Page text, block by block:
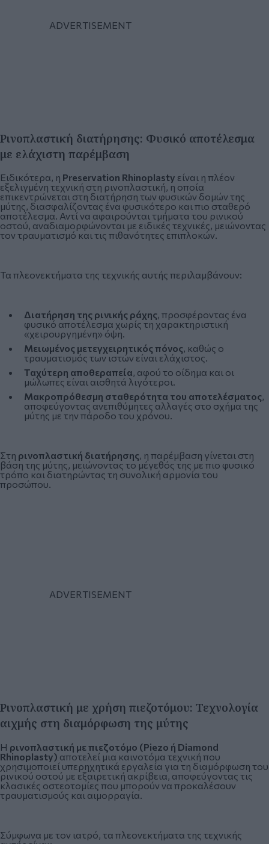
Ρινοπλαστική διατήρησης: Φυσικό αποτέλεσμα
με ελάχιστη παρέμβαση
Ειδικότερα, η Preservation Rhinoplasty είναι η πλέον
εξελιγμένη τεχνική στη ρινοπλαστική, η οποία
επικεντρώνεται στη διατήρηση των φυσικών δομών της
μύτης, διασφαλίζοντας ένα φυσικότερο και πιο σταθερό
αποτέλεσμα. Αντί να αφαιρούνται τμήματα του ρινικού
οστού, αναδιαμορφώνονται με ειδικές τεχνικές, μειώνοντας
τον τραυματισμό και τις πιθανότητες επιπλοκών.
Τα πλεονεκτήματα της τεχνικής αυτής περιλαμβάνουν:
Διατήρηση της ρινικής ράχης, προσφέροντας ένα
φυσικό αποτέλεσμα χωρίς τη χαρακτηριστική
«χειρουργημένη» όψη.
Μειωμένος μετεγχειρητικός πόνος, καθώς ο
τραυματισμός των ιστών είναι ελάχιστος.
Ταχύτερη αποθεραπεία, αφού το οίδημα και οι
μώλωπες είναι αισθητά λιγότεροι.
Μακροπρόθεσμη σταθερότητα του αποτελέσματος,
αποφεύγοντας ανεπιθύμητες αλλαγές στο σχήμα της
μύτης με την πάροδο του χρόνου.
Στη ρινοπλαστική διατήρησης, η παρέμβαση γίνεται στη
βάση της μύτης, μειώνοντας το μέγεθός της με πιο φυσικό
τρόπο και διατηρώντας τη συνολική αρμονία του
προσώπου.
Ρινοπλαστική με χρήση πιεζοτόμου: Τεχνολογία
αιχμής στη διαμόρφωση της μύτης
Η ρινοπλαστική με πιεζοτόμο (Piezo ή Diamond
Rhinoplasty) αποτελεί μια καινοτόμα τεχνική που
χρησιμοποιεί υπερηχητικά εργαλεία για τη διαμόρφωση του
ρινικού οστού με εξαιρετική ακρίβεια, αποφεύγοντας τις
κλασικές οστεοτομίες που μπορούν να προκαλέσουν
τραυματισμούς και αιμορραγία.
Σύμφωνα με τον ιατρό, τα πλεονεκτήματα της τεχνικής